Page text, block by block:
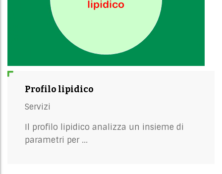
Profilo lipidico
Servizi
Il profilo lipidico analizza un insieme di
parametri per ...